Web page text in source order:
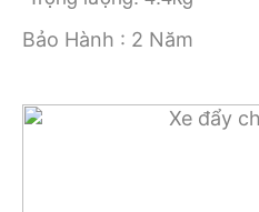
Bảo Hành : 2 Năm